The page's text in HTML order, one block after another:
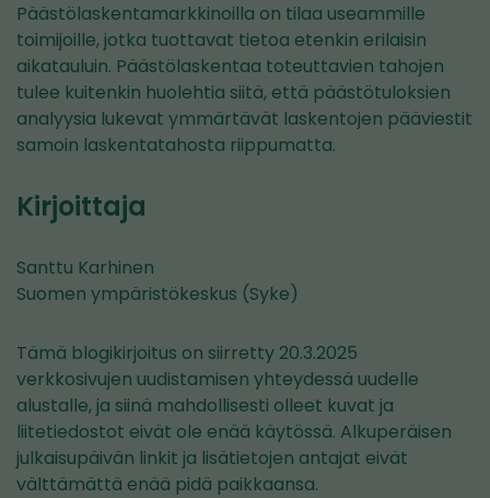
Päästölaskentamarkkinoilla on tilaa useammille
toimijoille, jotka tuottavat tietoa etenkin erilaisin
aikatauluin. Päästölaskentaa toteuttavien tahojen
tulee kuitenkin huolehtia siitä, että päästötuloksien
analyysia lukevat ymmärtävät laskentojen pääviestit
samoin laskentatahosta riippumatta.
Kirjoittaja
Santtu Karhinen
Suomen ympäristökeskus (Syke)
Tämä blogikirjoitus on siirretty 20.3.2025
verkkosivujen uudistamisen yhteydessä uudelle
alustalle, ja siinä mahdollisesti olleet kuvat ja
liitetiedostot eivät ole enää käytössä. Alkuperäisen
julkaisupäivän linkit ja lisätietojen antajat eivät
välttämättä enää pidä paikkaansa.